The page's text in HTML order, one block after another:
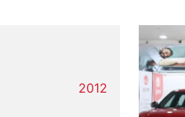
2012